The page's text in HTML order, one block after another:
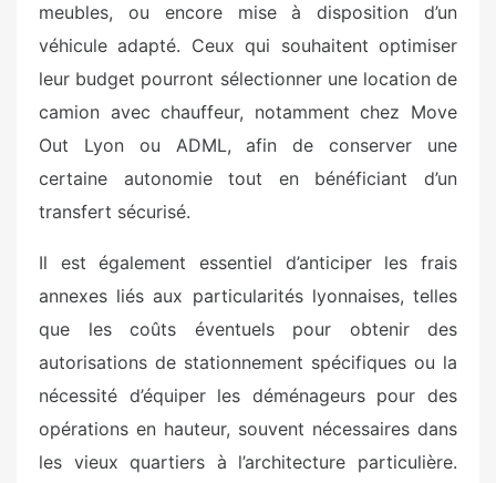
meubles, ou encore mise à disposition d’un
véhicule adapté. Ceux qui souhaitent optimiser
leur budget pourront sélectionner une location de
camion avec chauffeur, notamment chez Move
Out Lyon ou ADML, afin de conserver une
certaine autonomie tout en bénéficiant d’un
transfert sécurisé.
Il est également essentiel d’anticiper les frais
annexes liés aux particularités lyonnaises, telles
que les coûts éventuels pour obtenir des
autorisations de stationnement spécifiques ou la
nécessité d’équiper les déménageurs pour des
opérations en hauteur, souvent nécessaires dans
les vieux quartiers à l’architecture particulière.